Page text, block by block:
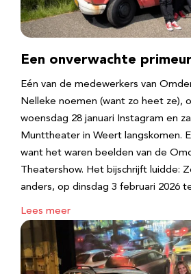
Een onverwachte
Eén van de medewerkers van
Nelleke noemen (want zo heet ze),
woensdag 28 januari Instagram en
Munttheater in Weert langskomen.
want het waren beelden van de
Theatershow. Het bijschrijft luidde:
anders, op dinsdag 3 februari 2026
Lees meer